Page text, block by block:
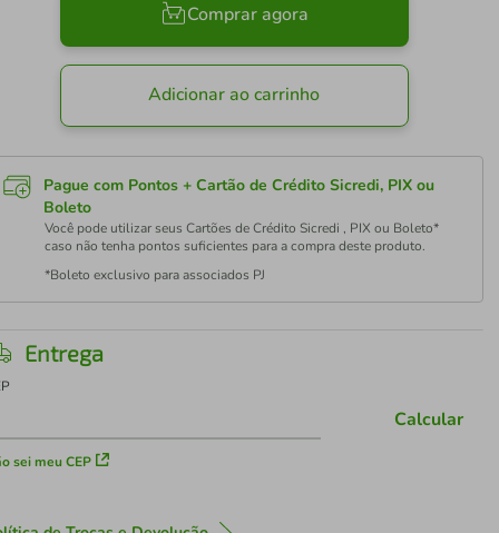
Comprar agora
Adicionar ao carrinho
Pague com Pontos + Cartão de Crédito Sicredi, PIX ou
Boleto
Você pode utilizar seus Cartões de Crédito Sicredi , PIX ou Boleto*
caso não tenha pontos suficientes para a compra deste produto.
*Boleto exclusivo para associados PJ
Entrega
sei meu CEP
Calcular